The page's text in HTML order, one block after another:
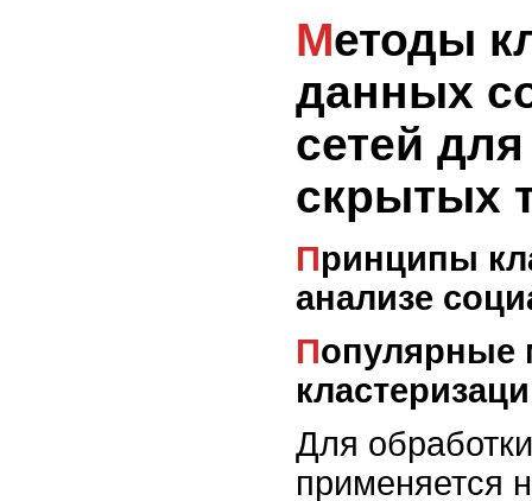
Методы кластеризации
данных
сетей
скрытых
Принципы кластеризации в
анализе
Популярные методы
Для
применяется